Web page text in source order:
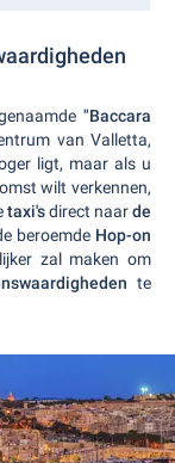
"Baccara
van Valletta,
ligt, maar als u
wilt verkennen,
taxi'sdirect naarde
beroemdeHop-on
zal maken om
te